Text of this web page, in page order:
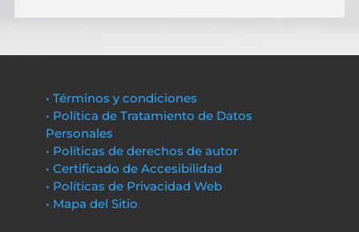
• Términos y condiciones
• Política de Tratamiento de Datos
Personales
• Políticas de derechos de autor
• Certificado de Accesibilidad
• Políticas de Privacidad Web
• Mapa del Sitio